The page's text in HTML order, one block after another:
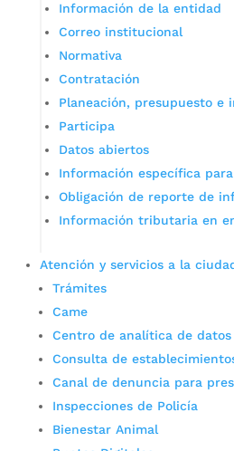
Información de la entidad
Correo institucional
Normativa
Contratación
Planeación, presupuesto e
Participa
Datos abiertos
Información específica
Obligación de reporte de
Información tributaria en
Atención y servicios a la
Trámites
Came
Centro de analítica de datos
Consulta de
Canal de denuncia para
Inspecciones de Policía
Bienestar Animal